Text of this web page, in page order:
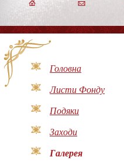
Головна
Листи Фонду
Подяки
Заходи
Галерея